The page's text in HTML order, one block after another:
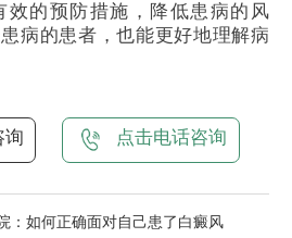
效的预防措施，降低患病的风
病的患者，也能更好地理解病
询 点击电话咨询
：如何正确面对自己患了白癜风